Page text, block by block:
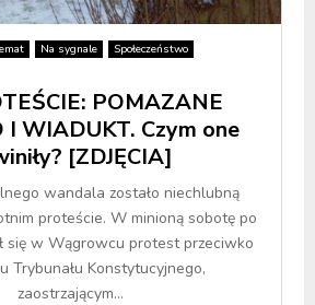
Na sygnale
Społeczeństwo
POMAZANE
I WIADUKT. Czym one
[ZDJĘCIA]
wandala zostało niechlubną
proteście. W minioną sobotę po
się w Wągrowcu protest przeciwko
Trybunału Konstytucyjnego,
zaostrzającym...